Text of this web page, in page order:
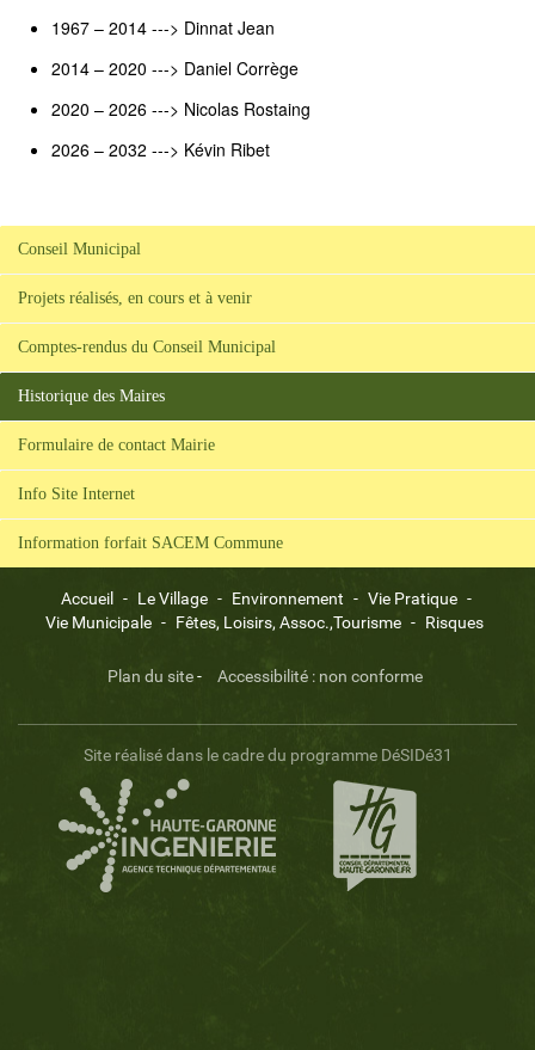
1967 – 2014 ---> Dinnat Jean
2014 – 2020 ---> Daniel Corrège
2020 – 2026 ---> Nicolas Rostaing
2026 – 2032 ---> Kévin Ribet
Conseil Municipal
Projets réalisés, en cours et à venir
Comptes-rendus du Conseil Municipal
Historique des Maires
Formulaire de contact Mairie
Info Site Internet
Information forfait SACEM Commune
Accueil - Le Village - Environnement - Vie Pratique -
Vie Municipale - Fêtes, Loisirs, Assoc.,Tourisme - Risques
Plan du site- Accessibilité : non conforme
Site réalisé dans le cadre du programme DéSIDé31